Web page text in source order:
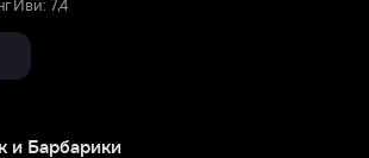
Иви: 7,4
и Барбарики